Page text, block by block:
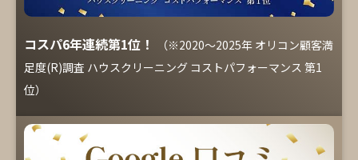
コスパ6年連続第1位！
（※2020～2025年 オリコン顧客満
足度(R)調査 ハウスクリーニング コストパフォーマンス 第1
位）